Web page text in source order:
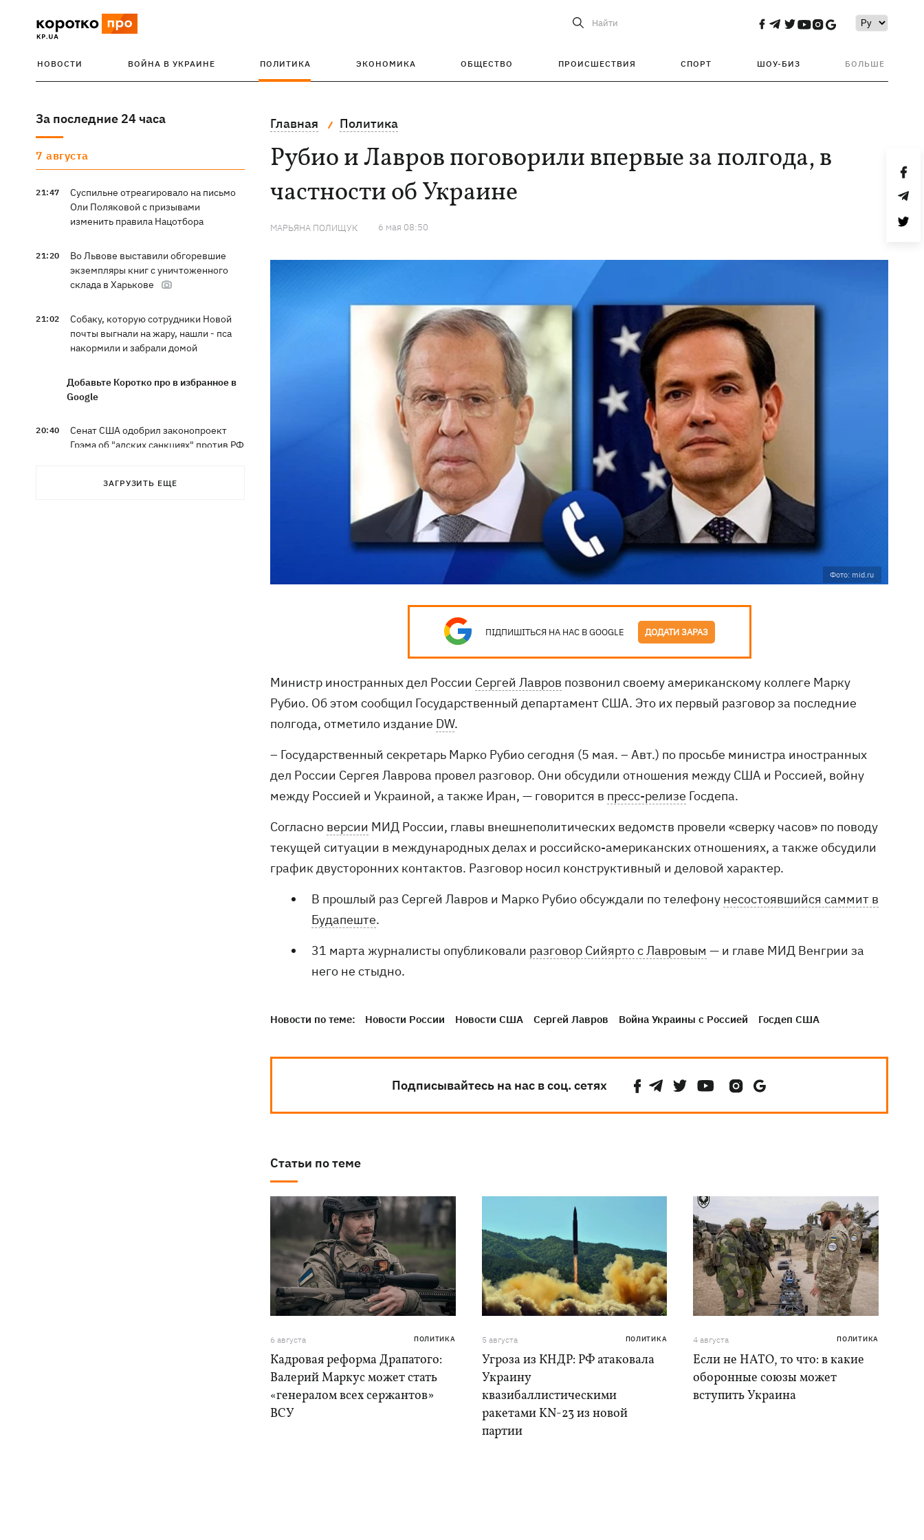
Найти
НОВОСТИ ВОЙНА В УКРАИНЕ ПОЛИТИКА ЭКОНОМИКА ОБЩЕСТВО ПРОИСШЕСТВИЯ СПОРТ ШОУ-БИЗ БОЛЬШЕ
За последние 24 часа
7 августа
21:47
Суспильне отреагировало на письмо
Оли Поляковой с призывами
изменить правила Нацотбора
21:20
Во Львове выставили обгоревшие
экземпляры книг с уничтоженного
склада в Харькове
21:02
Собаку, которую сотрудники Новой
почты выгнали на жару, нашли - пса
накормили и забрали домой
Добавьте Коротко про в избранное в
Google
20:40
Сенат США одобрил законопроект
Грэма об "адских санкциях" против РФ
Зеленский впервые прибыл в Сербию
ЗАГРУЗИТЬ ЕЩЕ
Главная Политика
Рубио и Лавров поговорили впервые за полгода, в
частности об Украине
МАРЬЯНА ПОЛИЩУК 6 мая 08:50
Фото: mid.ru
ПІДПИШІТЬСЯ НА НАС В GOOGLE ДОДАТИ ЗАРАЗ
Министр иностранных дел России Сергей Лавров позвонил своему американскому коллеге Марку
Рубио. Об этом сообщил Государственный департамент США. Это их первый разговор за последние
полгода, отметило издание DW.
– Государственный секретарь Марко Рубио сегодня (5 мая. – Авт.) по просьбе министра иностранных
дел России Сергея Лаврова провел разговор. Они обсудили отношения между США и Россией, войну
между Россией и Украиной, а также Иран, — говорится в пресс-релизе Госдепа.
Согласно версии МИД России, главы внешнеполитических ведомств провели «сверку часов» по ​​поводу
текущей ситуации в международных делах и российско-американских отношениях, а также обсудили
график двусторонних контактов. Разговор носил конструктивный и деловой характер.
В прошлый раз Сергей Лавров и Марко Рубио обсуждали по телефону несостоявшийся саммит в
Будапеште.
31 марта журналисты опубликовали разговор Сийярто с Лавровым — и главе МИД Венгрии за
него не стыдно.
Новости по теме: Новости России Новости США Сергей Лавров Война Украины с Россией Госдеп США
Подписывайтесь на нас в соц. сетях
Статьи по теме
6 августа ПОЛИТИКА
Кадровая реформа Драпатого:
Валерий Маркус может стать
«генералом всех сержантов»
ВСУ
5 августа ПОЛИТИКА
Угроза из КНДР: РФ атаковала
Украину
квазибаллистическими
ракетами KN-23 из новой
партии
4 августа ПОЛИТИКА
Если не НАТО, то что: в какие
оборонные союзы может
вступить Украина